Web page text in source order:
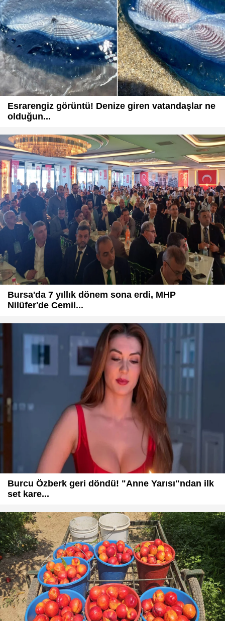
Esrarengiz görüntü! Denize giren vatandaşlar ne
olduğun...
Bursa'da 7 yıllık dönem sona erdi, MHP
Nilüfer'de Cemil...
Burcu Özberk geri döndü! "Anne Yarısı"ndan ilk
set kare...